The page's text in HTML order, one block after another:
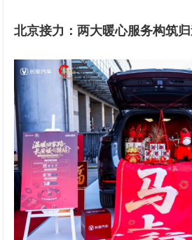
北京接力：两大暖心服务构筑